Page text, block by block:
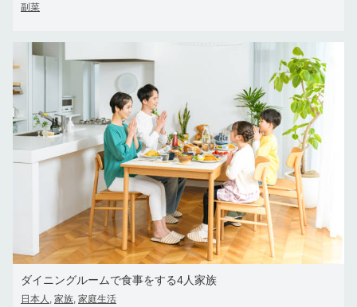
副菜
ダイニングルームで食事をする4人家族
日本人 家族 家庭生活